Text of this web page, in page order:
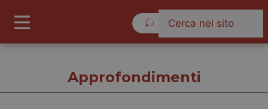
Approfondimenti